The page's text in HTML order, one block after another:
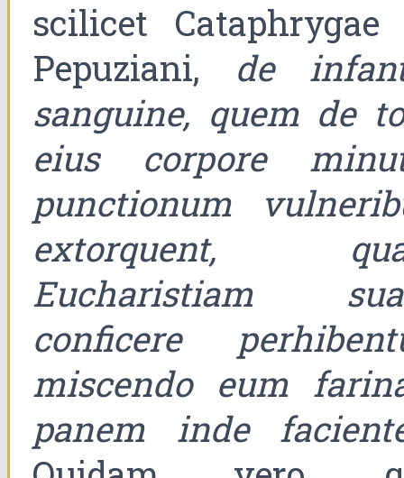
scilicet Cataphrygae
Pepuziani, de
sanguine, quem de
eius corpore
punctionum
extorquent,
Eucharistiam
conficere
miscendo eum
panem inde